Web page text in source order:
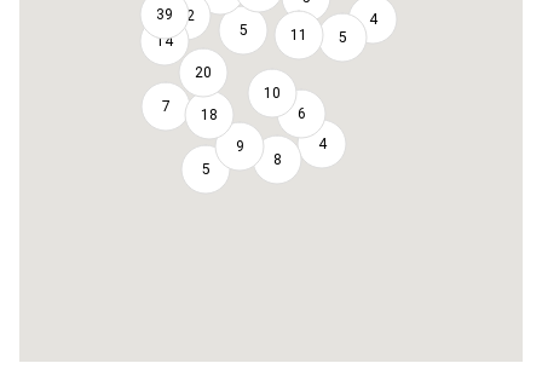
39
14
12
7
20
5
18
5
11
10
9
5
8
6
4
4